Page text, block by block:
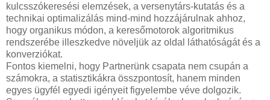
kulcsszókeresési elemzések, a versenytárs-kutatás és a
technikai optimalizálás mind-mind hozzájárulnak ahhoz,
hogy organikus módon, a keresőmotorok algoritmikus
rendszerébe illeszkedve növeljük az oldal láthatóságát és a
konverziókat.
Fontos kiemelni, hogy Partnerünk csapata nem csupán a
számokra, a statisztikákra összpontosít, hanem minden
egyes ügyfél egyedi igényeit figyelembe véve dolgozik.